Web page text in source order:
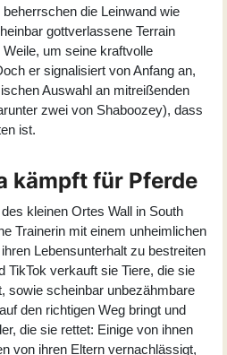
die Leinwand wie
gottverlassene Terrain
um seine kraftvolle
er signalisiert von Anfang an,
Auswahl an mitreißenden
zwei von Shaboozey), dass
ist.
kämpft für Pferde
kleinen Ortes Wall in South
Trainerin mit einem unheimlichen
Lebensunterhalt zu bestreiten
TikTok verkauft sie Tiere, die sie
sowie scheinbar unbezähmbare
den richtigen Weg bringt und
die sie rettet: Einige von ihnen
von ihren Eltern vernachlässigt,